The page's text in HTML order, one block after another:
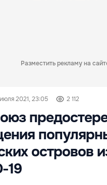
Разместить рекламу на
2021, 23:05 2 112
островов
19